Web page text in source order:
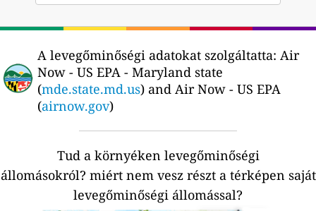
A levegőminőségi adatokat szolgáltatta: Air
Now - US EPA - Maryland state
(mde.state.md.us) and Air Now - US EPA
(airnow.gov)
Tud a környéken levegőminőségi
állomásokról? miért nem vesz részt a térképen saját
levegőminőségi állomással?